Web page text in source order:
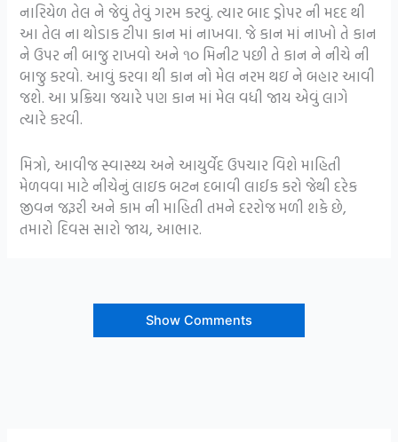
નારિયેળ તેલ ને જેવું તેવું ગરમ કરવું. ત્યાર બાદ ડ્રોપર ની મદદ થી
આ તેલ ના થોડાક ટીપા કાન માં નાખવા. જે કાન માં નાખો તે કાન
ને ઉપર ની બાજુ રાખવો અને ૧૦ મિનીટ પછી તે કાન ને નીચે ની
બાજુ કરવો. આવું કરવા થી કાન નો મેલ નરમ થઇ ને બહાર આવી
જશે. આ પ્રક્રિયા જયારે પણ કાન માં મેલ વધી જાય એવું લાગે
ત્યારે કરવી.
મિત્રો, આવીજ સ્વાસ્થ્ય અને આયુર્વેદ ઉપચાર વિશે માહિતી
મેળવવા માટે નીચેનું લાઇક બટન દબાવી લાઈક કરો જેથી દરેક
જીવન જરૂરી અને કામ ની માહિતી તમને દરરોજ મળી શકે છે,
તમારો દિવસ સારો જાય, આભાર.
Show Comments